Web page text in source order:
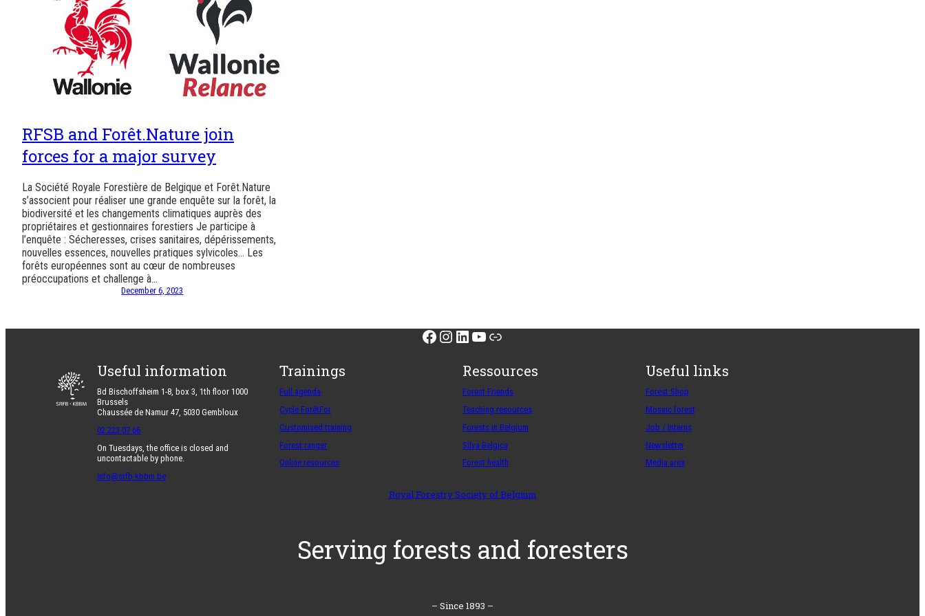
RFSB and Forêt.Nature join
forces for a major survey
La Société Royale Forestière de Belgique et Forêt.Nature
s’associent pour réaliser une grande enquête sur la forêt, la
biodiversité et les changements climatiques auprès des
propriétaires et gestionnaires forestiers Je participe à
l’enquête : Sécheresses, crises sanitaires, dépérissements,
nouvelles essences, nouvelles pratiques sylvicoles… Les
forêts européennes sont au cœur de nombreuses
préoccupations et challenge à…
December 6, 2023
Facebook
Instagram
LinkedIn
YouTube
Link
Useful information
Bd Bischoffsheim 1-8, box 3, 1th floor 1000
Brussels
Chaussée de Namur 47, 5030 Gembloux
02 223 07 66
On Tuesdays, the office is closed and
uncontactable by phone.
info@srfb-kbbm.be
Trainings
Full agenda
Cycle ForêtFor
Customised training
Forest ranger
Online resources
Ressources
Forest Friends
Teaching resources
Forests in Belgium
Silva Belgica
Forest health
Useful links
Forest Shop
Mosaic forest
Job / Interns
Newsletter
Media area
Royal Forestry Society of Belgium
Serving forests and foresters
– Since 1893 –